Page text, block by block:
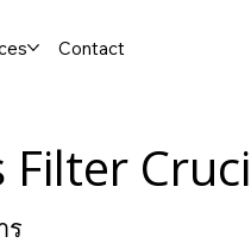
Contact
Filter
ร